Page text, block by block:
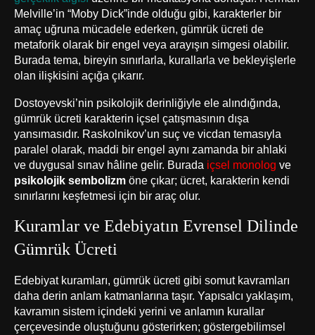
Melville’in “Moby Dick”inde olduğu gibi, karakterler bir
amaç uğruna mücadele ederken, gümrük ücreti de
metaforik olarak bir engel veya arayışın simgesi olabilir.
Burada tema, bireyin sınırlarla, kurallarla ve bekleyişlerle
olan ilişkisini açığa çıkarır.
Dostoyevski’nin psikolojik derinliğiyle ele alındığında,
gümrük ücreti karakterin içsel çatışmasının dışa
yansımasıdır. Raskolnikov’un suç ve vicdan temasıyla
paralel olarak, maddi bir engel aynı zamanda bir ahlaki
ve duygusal sınav hâline gelir. Burada içsel monolog ve
psikolojik sembolizm öne çıkar; ücret, karakterin kendi
sınırlarını keşfetmesi için bir araç olur.
Kuramlar ve Edebiyatın Evrensel Dilinde
Gümrük Ücreti
Edebiyat kuramları, gümrük ücreti gibi somut kavramları
daha derin anlam katmanlarına taşır. Yapısalcı yaklaşım,
kavramın sistem içindeki yerini ve anlamın kurallar
çerçevesinde oluştuğunu gösterirken; göstergebilimsel